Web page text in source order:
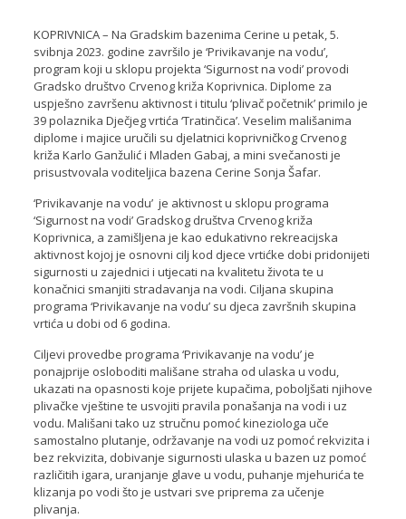
KOPRIVNICA – Na Gradskim bazenima Cerine u petak, 5.
svibnja 2023. godine završilo je ‘Privikavanje na vodu’,
program koji u sklopu projekta ‘Sigurnost na vodi’ provodi
Gradsko društvo Crvenog križa Koprivnica. Diplome za
uspješno završenu aktivnost i titulu ‘plivač početnik’ primilo je
39 polaznika Dječjeg vrtića ‘Tratinčica’. Veselim mališanima
diplome i majice uručili su djelatnici koprivničkog Crvenog
križa Karlo Ganžulić i Mladen Gabaj, a mini svečanosti je
prisustvovala voditeljica bazena Cerine Sonja Šafar.
‘Privikavanje na vodu’ je aktivnost u sklopu programa
‘Sigurnost na vodi’ Gradskog društva Crvenog križa
Koprivnica, a zamišljena je kao edukativno rekreacijska
aktivnost kojoj je osnovni cilj kod djece vrtićke dobi pridonijeti
sigurnosti u zajednici i utjecati na kvalitetu života te u
konačnici smanjiti stradavanja na vodi. Ciljana skupina
programa ‘Privikavanje na vodu’ su djeca završnih skupina
vrtića u dobi od 6 godina.
Ciljevi provedbe programa ‘Privikavanje na vodu’ je
ponajprije osloboditi mališane straha od ulaska u vodu,
ukazati na opasnosti koje prijete kupačima, poboljšati njihove
plivačke vještine te usvojiti pravila ponašanja na vodi i uz
vodu. Mališani tako uz stručnu pomoć kineziologa uče
samostalno plutanje, održavanje na vodi uz pomoć rekvizita i
bez rekvizita, dobivanje sigurnosti ulaska u bazen uz pomoć
različitih igara, uranjanje glave u vodu, puhanje mjehurića te
klizanja po vodi što je ustvari sve priprema za učenje
plivanja.